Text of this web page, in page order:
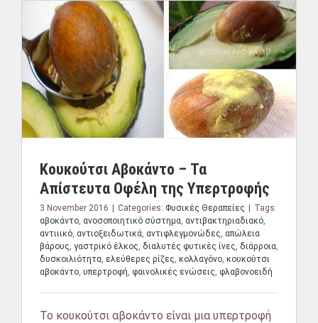
Κουκούτσι Αβοκάντο – Τα
Απίστευτα Οφέλη της Υπερτροφής
3 November 2016 | Categories: Φυσικές Θεραπείες | Tags:
αβοκάντο ανοσοποιητικό σύστημα αντιβακτηριαδιακό
αντιιικό αντιοξειδωτικά αντιφλεγμονώδες απώλεια
βάρους γαστρικό έλκος διαλυτές φυτικές ίνες διάρροια
δυσκοιλιότητα ελεύθερες ρίζες κολλαγόνο κουκούτσι
αβοκάντο υπερτροφή φαινολικές ενώσεις φλαβονοειδή
Το κουκούτσι αβοκάντο είναι μια υπερτροφή